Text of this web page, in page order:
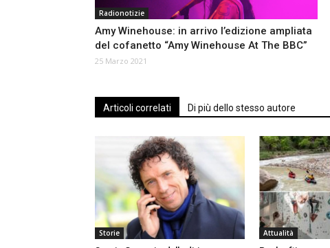
Radionotizie
Amy Winehouse: in arrivo l’edizione ampliata
del cofanetto “Amy Winehouse At The BBC”
25 Marzo 2021
Articoli correlati Di più dello stesso autore
Storie Attualità